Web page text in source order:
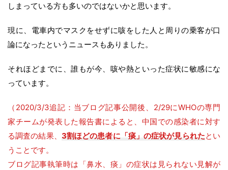
しまっている方も多いのではないかと思います。
現に、電車内でマスクをせずに咳をした人と周りの乗客が口
論になったというニュースもありました。
それほどまでに、誰もが今、咳や熱といった症状に敏感にな
っています。
（2020/3/3追記：当ブログ記事公開後、2/29にWHOの専門
家チームが発表した報告書によると、中国での感染者に対す
る調査の結果、 3割ほどの患者に「痰」の症状が見られたとい
うことです。
ブログ記事執筆時は「鼻水、痰」の症状は見られない見解が